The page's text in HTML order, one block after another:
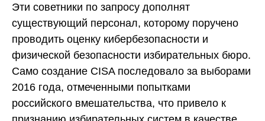
Эти советники по запросу дополнят
существующий персонал, которому поручено
проводить оценку кибербезопасности и
физической безопасности избирательных бюро.
Само создание CISA последовало за выборами
2016 года, отмеченными попытками
российского вмешательства, что привело к